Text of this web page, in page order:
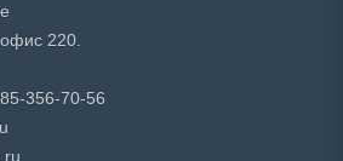
220.
356-70-56